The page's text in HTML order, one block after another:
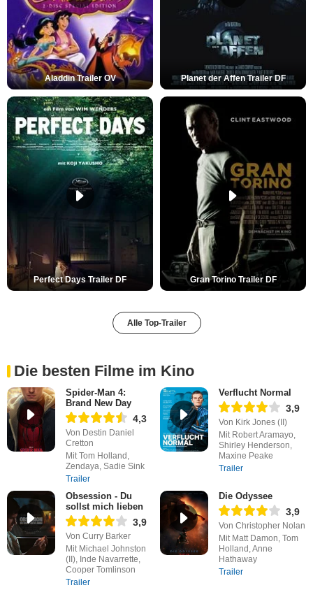
Aladdin Trailer OV Planet der Affen Trailer DF
Perfect Days Trailer DF Gran Torino Trailer DF
Alle Top-Trailer
Die besten Filme im Kino
Spider-Man 4:
Brand New Day
4,3
Von Destin Daniel
Cretton
Mit Tom Holland,
Zendaya, Sadie Sink
Trailer
Verflucht Normal
3,9
Von Kirk Jones (II)
Mit Robert Aramayo,
Shirley Henderson,
Maxine Peake
Trailer
Obsession - Du
sollst mich lieben
3,9
Von Curry Barker
Mit Michael Johnston
(II), Inde Navarrette,
Cooper Tomlinson
Trailer
Die Odyssee
3,9
Von Christopher Nolan
Mit Matt Damon, Tom
Holland, Anne
Hathaway
Trailer